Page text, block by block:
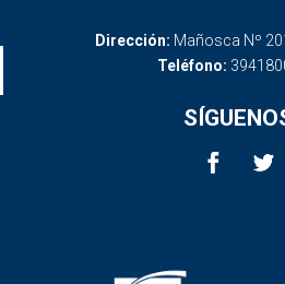
Dirección: Mañosca Nº
Teléfono: